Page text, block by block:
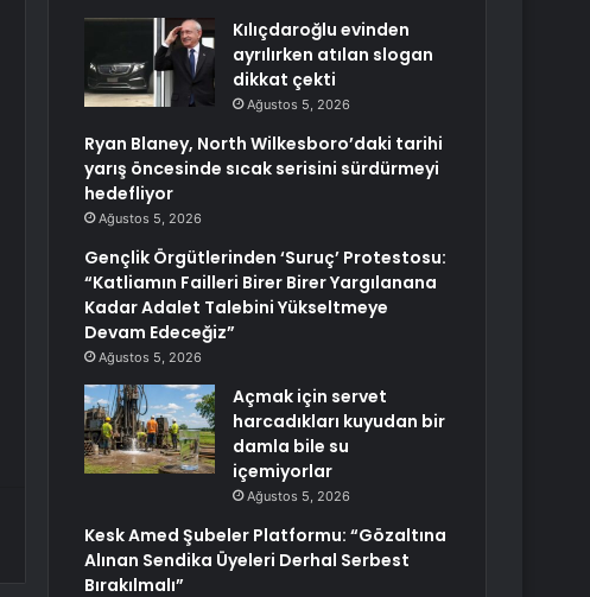
Kılıçdaroğlu evinden
ayrılırken atılan slogan
dikkat çekti
Ağustos 5, 2026
Ryan Blaney, North Wilkesboro’daki tarihi
yarış öncesinde sıcak serisini sürdürmeyi
hedefliyor
Ağustos 5, 2026
Gençlik Örgütlerinden ‘Suruç’ Protestosu:
“Katliamın Failleri Birer Birer Yargılanana
Kadar Adalet Talebini Yükseltmeye
Devam Edeceğiz”
Ağustos 5, 2026
Açmak için servet
harcadıkları kuyudan bir
damla bile su
içemiyorlar
Ağustos 5, 2026
Kesk Amed Şubeler Platformu: “Gözaltına
Alınan Sendika Üyeleri Derhal Serbest
Bırakılmalı”